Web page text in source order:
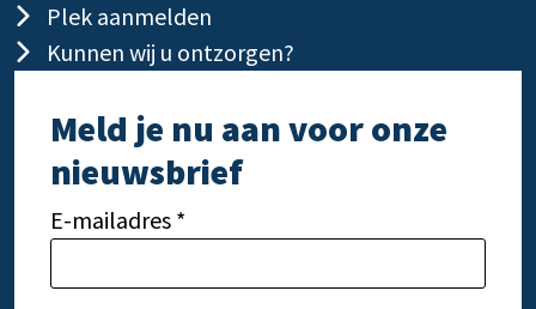
Plek aanmelden
Kunnen wij u ontzorgen?
Meld je nu aan voor onze
nieuwsbrief
E-mailadres *